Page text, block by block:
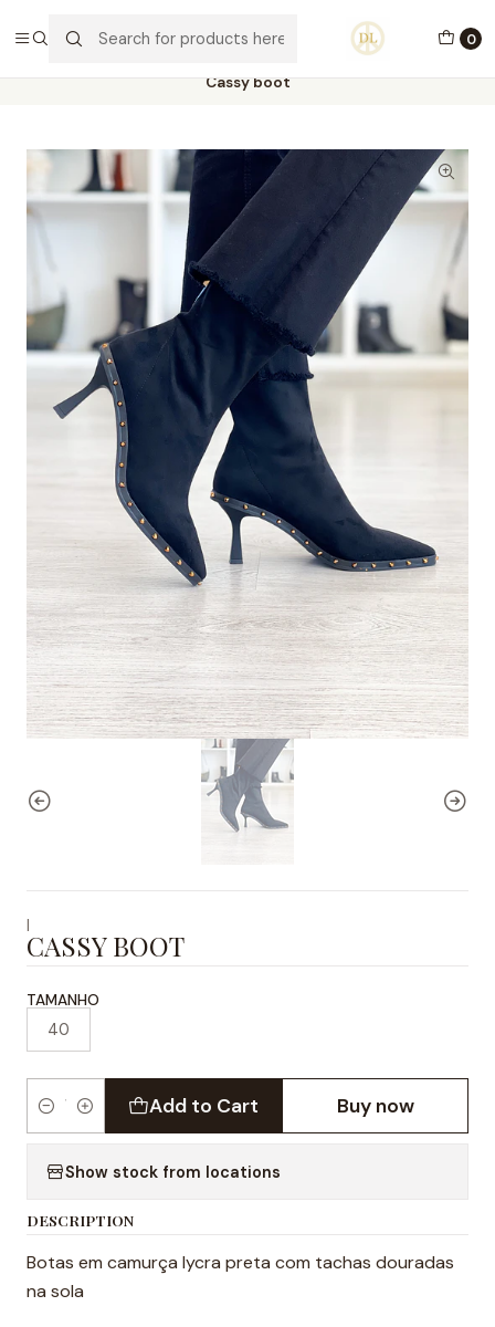
0
PORTES GRÁTIS ACIMA DE 70€ PORTUGAL CONTINENTAL
Cassy boot
|
CASSY BOOT
TAMANHO
40
Quantity
Add to Cart Buy now
Show stock from locations
DESCRIPTION
Botas em camurça lycra preta com tachas douradas
na sola